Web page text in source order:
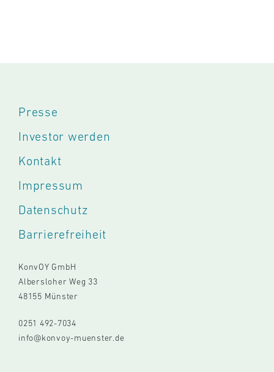
Presse
Investor werden
Kontakt
Impressum
Datenschutz
Barrierefreiheit
KonvOY GmbH
Albersloher Weg 33
48155 Münster
0251 492-7034
info@konvoy-muenster.de